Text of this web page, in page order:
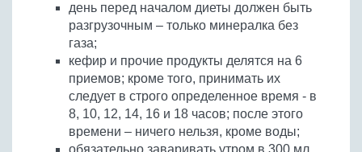
день перед началом диеты должен быть
разгрузочным – только минералка без
газа;
кефир и прочие продукты делятся на 6
приемов; кроме того, принимать их
следует в строго определенное время - в
8, 10, 12, 14, 16 и 18 часов; после этого
времени – ничего нельзя, кроме воды;
обязательно заваривать утром в 300 мл